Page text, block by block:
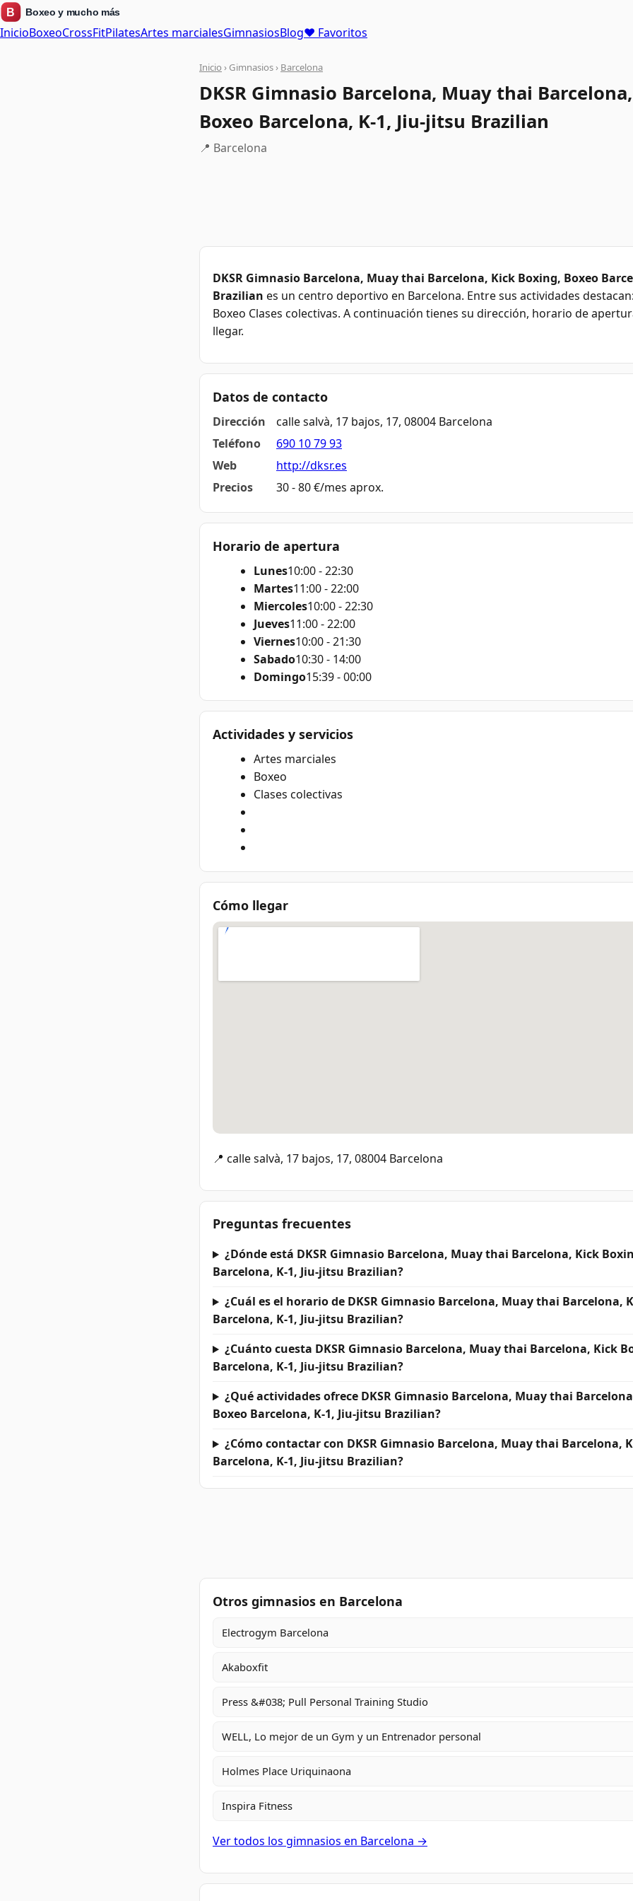
InicioBoxeoCrossFitPilatesArtes marcialesGimnasiosBlog❤ Favoritos
Inicio › Gimnasios › Barcelona
DKSR Gimnasio Barcelona, Muay thai
Boxeo Barcelona, K-1, Jiu-jitsu Brazilian
📍 Barcelona
DKSR Gimnasio Barcelona, Muay thai Barcelona, Kick Boxing, Boxeo
Brazilian es un centro deportivo en Barcelona. Entre sus actividades
Boxeo Clases colectivas. A continuación tienes su dirección, horario de
llegar.
Datos de contacto
Dirección
calle salvà, 17 bajos, 17, 08004 Barcelona
Teléfono
690 10 79 93
Web
http://dksr.es
Precios
30 - 80 €/mes aprox.
Horario de apertura
Lunes10:00 - 22:30
Martes11:00 - 22:00
Miercoles10:00 - 22:30
Jueves11:00 - 22:00
Viernes10:00 - 21:30
Sabado10:30 - 14:00
Domingo15:39 - 00:00
Actividades y servicios
Artes marciales
Boxeo
Clases colectivas
Cómo llegar
📍 calle salvà, 17 bajos, 17, 08004 Barcelona
Preguntas frecuentes
¿Dónde está DKSR Gimnasio Barcelona, Muay thai Barcelona, Kick
Barcelona, K-1, Jiu-jitsu Brazilian?
¿Cuál es el horario de DKSR Gimnasio Barcelona, Muay thai Barcelona,
Barcelona, K-1, Jiu-jitsu Brazilian?
¿Cuánto cuesta DKSR Gimnasio Barcelona, Muay thai Barcelona, Kick
Barcelona, K-1, Jiu-jitsu Brazilian?
¿Qué actividades ofrece DKSR Gimnasio Barcelona, Muay thai
Boxeo Barcelona, K-1, Jiu-jitsu Brazilian?
¿Cómo contactar con DKSR Gimnasio Barcelona, Muay thai Barcelona,
Barcelona, K-1, Jiu-jitsu Brazilian?
Otros gimnasios en Barcelona
Electrogym Barcelona
Akaboxfit
Press &#038; Pull Personal Training Studio
WELL, Lo mejor de un Gym y un Entrenador personal
Holmes Place Uriquinaona
Inspira Fitness
Ver todos los gimnasios en Barcelona →